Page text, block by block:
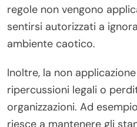
regole non vengono
sentirsi autorizzati a
ambiente caotico.
Inoltre, la non
ripercussioni legali o
organizzazioni. Ad
riesce a mantenere gli